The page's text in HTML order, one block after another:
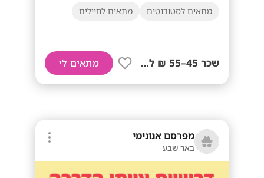
מתאים לסטודנטים מתאים לחיילים
שכר 45–55 ₪ לשעה+ נסיעות! מתאים לי
מפרסם אנונימי
באר שבע